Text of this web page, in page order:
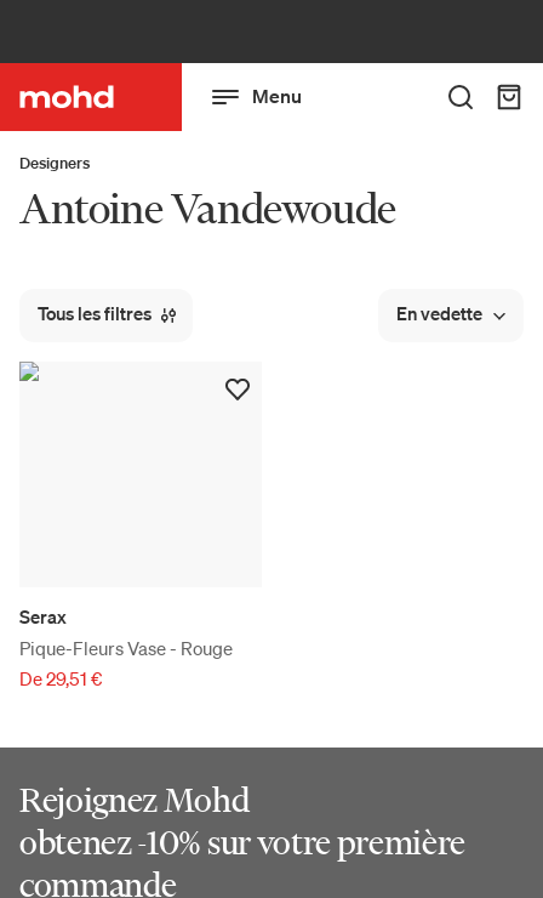
Menu
Designers
Antoine Vandewoude
Tous les filtres En vedette
Serax
Pique-Fleurs Vase - Rouge
De 29,51 €
Rejoignez Mohd
obtenez -10% sur votre première
commande